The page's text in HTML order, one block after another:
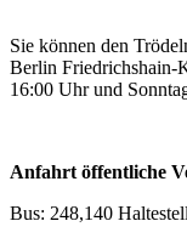
Sie können den
Berlin Friedrichshain-
16:00 Uhr und
Anfahrt öffentliche
Bus: 248,140